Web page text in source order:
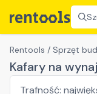
Rentools / Sprzęt
Kafary na